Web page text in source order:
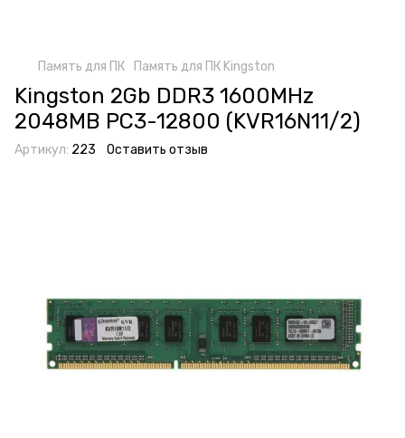
Память для ПК Память для ПК Kingston
Kingston 2Gb DDR3 1600MHz
2048MB PC3-12800 (KVR16N11/2)
Артикул: 223 Оставить отзыв